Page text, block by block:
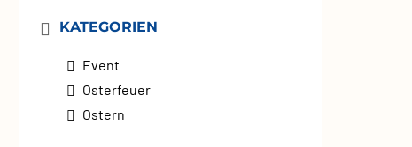
KATEGORIEN
Event
Osterfeuer
Ostern